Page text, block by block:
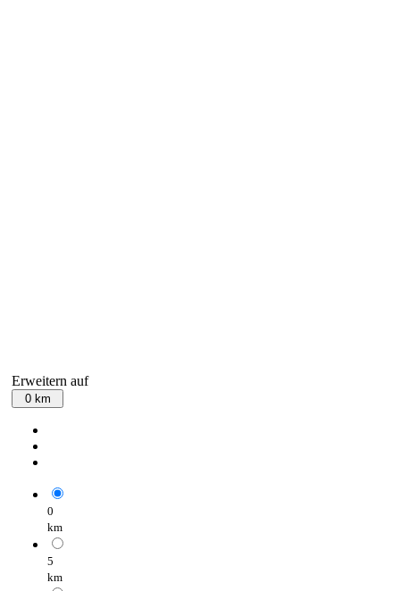
Erweitern auf
0 km
0
km
5
km